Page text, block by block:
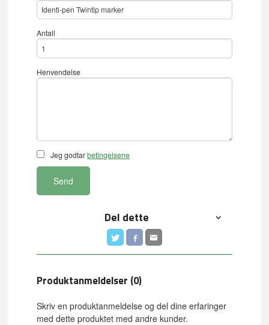
Antall
Henvendelse
Jeg godtarbetingelsene
Send
Del dette
Produktanmeldelser (0)
Skriv en produktanmeldelse og del dine erfaringer
med dette produktet med andre kunder.